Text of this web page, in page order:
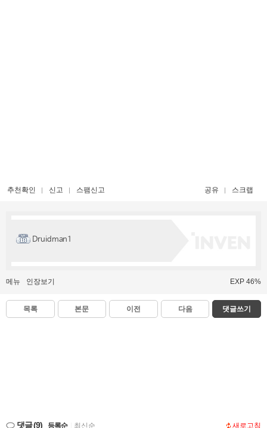
추천확인 신고 스팸신고 공유 스크랩
Druidman1
메뉴 인장보기 EXP 46%
목록 본문 이전 다음 댓글쓰기
댓글(9) 등록순 최신순 새로고침